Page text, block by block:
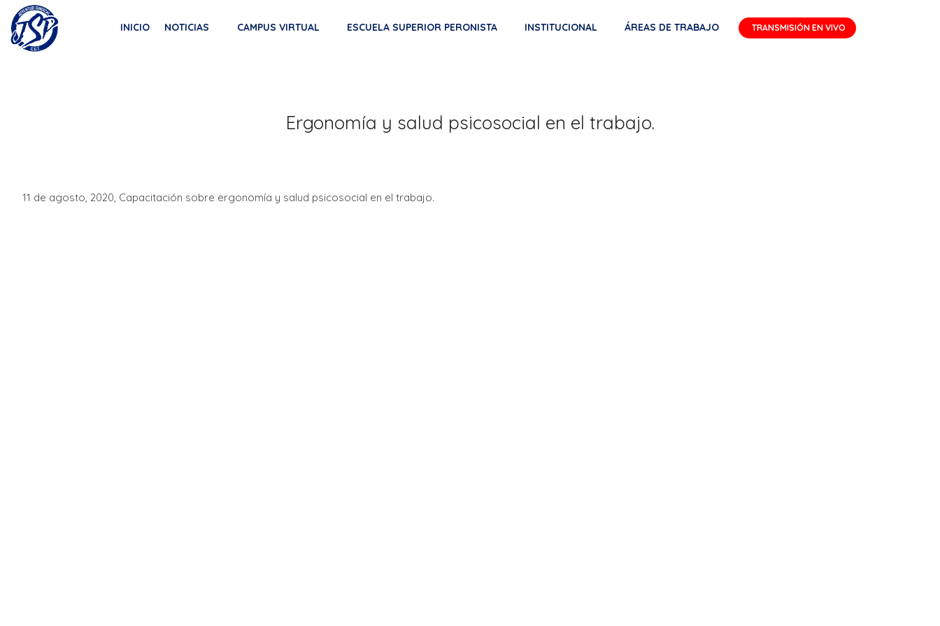
Saltar
contenido
JUVENTUD SINDICAL DE LA CGT
INICIO NOTICIAS CAMPUS VIRTUAL ESCUELA SUPERIOR PERONISTA INSTITUCIONAL ÁREAS DE TRABAJO TRANSMISIÓN EN VIVO
Ergonomía y salud psicosocial en el trabajo.
11 de agosto, 2020, Capacitación sobre ergonomía y salud psicosocial en el trabajo.